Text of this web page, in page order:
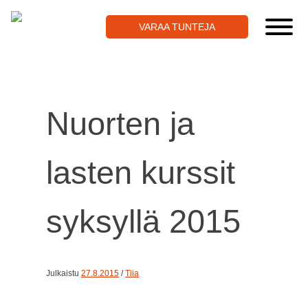
VARAA TUNTEJA
Nuorten ja
lasten kurssit
syksyllä 2015
Julkaistu27.8.2015 /Tiia